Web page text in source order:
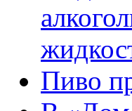
Пиво